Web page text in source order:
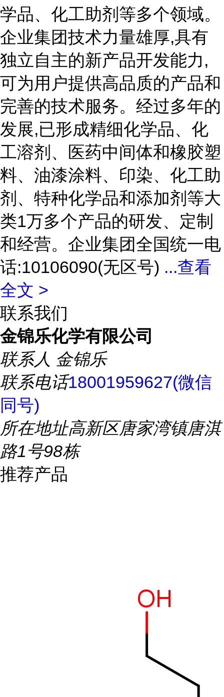
学品、化工助剂等多个领域。
企业集团技术力量雄厚,具有
独立自主的新产品开发能力,
可为用户提供高品质的产品和
完善的技术服务。经过多年的
发展,已形成精细化学品、化
工溶剂、医药中间体和橡胶塑
料、油漆涂料、印染、化工助
剂、特种化学品和添加剂等大
类1万多个产品的研发、定制
和经营。企业集团全国统一电
话:10106090(无区号) ...查看
全文 >
联系我们
金锦乐化学有限公司
联系人 金锦乐
联系电话18001959627(微信
同号)
所在地址高新区唐家湾镇唐淇
路1号98栋
推荐产品